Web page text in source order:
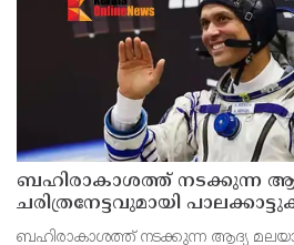
ബഹിരാകാശത്ത് നടക്കുന്ന
ചരിത്രനേട്ടവുമായി
മേനോൻ
ബഹിരാകാശത്ത് നടക്കുന്ന ആദ്യ